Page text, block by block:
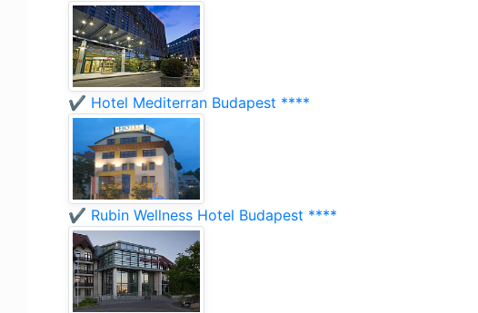
✔️ Hotel Mediterran Budapest ****
✔️ Rubin Wellness Hotel Budapest ****